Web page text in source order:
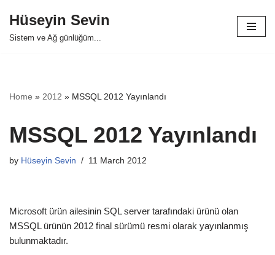
Skip
Hüseyin Sevin
Sistem ve Ağ günlüğüm...
Home » 2012 » MSSQL 2012 Yayınlandı
MSSQL 2012 Yayınlandı
by Hüseyin Sevin 11 March 2012
Microsoft ürün ailesinin SQL server tarafındaki ürünü olan
MSSQL ürünün 2012 final sürümü resmi olarak yayınlanmış
bulunmaktadır.